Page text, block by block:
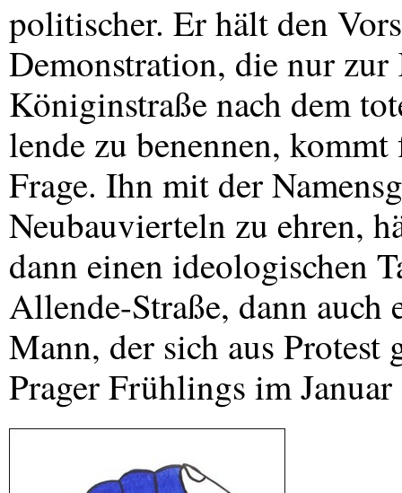
politischer. Er hält den
Demonstration, die nur
Königinstraße nach dem
lende zu benennen,
Frage. Ihn mit der
Neubauvierteln zu ehren,
dann einen ideologischen
Allende-Straße, dann auch
Mann, der sich aus Protest
Prager Frühlings im